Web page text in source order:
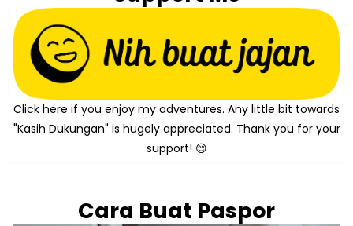
Click here if you enjoy my adventures. Any little bit towards
"Kasih Dukungan" is hugely appreciated. Thank you for your
support! 😊
Cara Buat Paspor